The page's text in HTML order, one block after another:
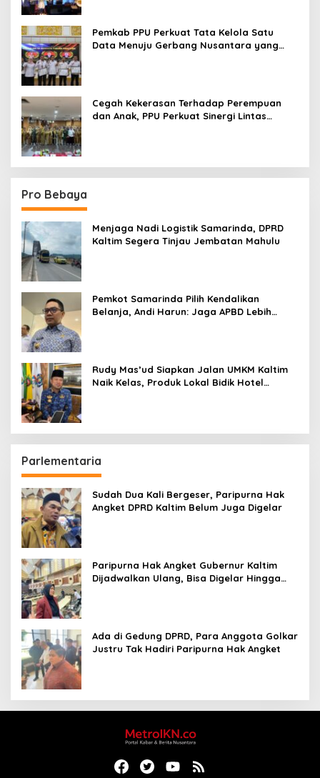
Pemkab PPU Perkuat Tata Kelola Satu
Data Menuju Gerbang Nusantara yang
Cegah Kekerasan Terhadap Perempuan
dan Anak, PPU Perkuat Sinergi Lintas
Pro Bebaya
Menjaga Nadi Logistik Samarinda, DPRD
Kaltim Segera Tinjau Jembatan Mahulu
Pemkot Samarinda Pilih Kendalikan
Belanja, Andi Harun: Jaga APBD Lebih
Rudy Mas’ud Siapkan Jalan UMKM Kaltim
Naik Kelas, Produk Lokal Bidik Hotel
Parlementaria
Sudah Dua Kali Bergeser, Paripurna Hak
Angket DPRD Kaltim Belum Juga Digelar
Paripurna Hak Angket Gubernur Kaltim
Dijadwalkan Ulang, Bisa Digelar Hingga
Ada di Gedung DPRD, Para Anggota Golkar
Justru Tak Hadiri Paripurna Hak Angket